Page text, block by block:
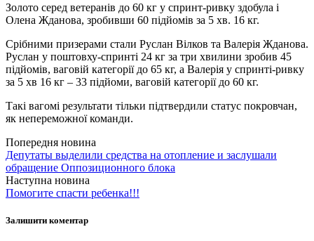
Золото серед ветеранів до 60 кг у спринт-ривку здобула і
Олена Жданова, зробивши 60 підйомів за 5 хв. 16 кг.
Срібними призерами стали Руслан Вілков та Валерія Жданова.
Руслан у поштовху-спринті 24 кг за три хвилини зробив 45
підйомів, ваговій категорії до 65 кг, а Валерія у спринті-ривку
за 5 хв 16 кг – 33 підйоми, ваговій категорії до 60 кг.
Такі вагомі результати тільки підтвердили статус покровчан,
як непереможної команди.
Попередня новина
Депутаты выделили средства на отопление и заслушали
обращение Оппозиционного блока
Наступна новина
Помогите спасти ребенка!!!
Залишити коментар